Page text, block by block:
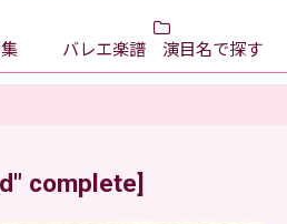
バレエ楽譜 演目名で探す
complete]